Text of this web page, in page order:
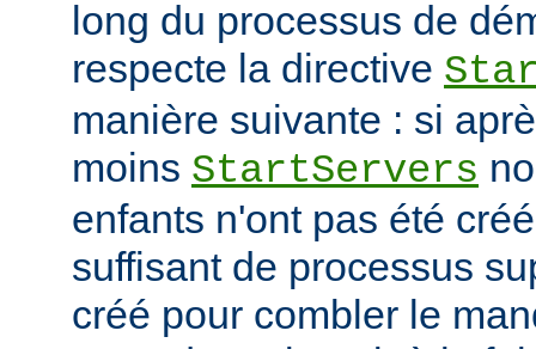
long du processus de
respecte la directive
manière suivante : si
moins StartServers
enfants n'ont pas été
suffisant de processus
créé pour combler le